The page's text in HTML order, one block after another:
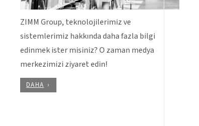
ZIMM Group, teknolojilerimiz ve
sistemlerimiz hakkında daha fazla bilgi
edinmek ister misiniz? O zaman medya
merkezimizi ziyaret edin!
DAHA